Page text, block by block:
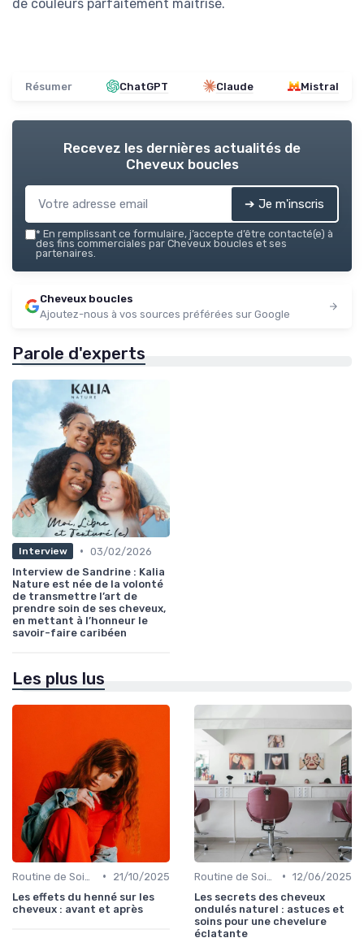
de couleurs parfaitement maîtrisé.
Résumer ChatGPT Claude Mistral
Recevez les dernières actualités de
Cheveux boucles
➔ Je m'inscris
* En remplissant ce formulaire, j’accepte d’être contacté(e) à
des fins commerciales par Cheveux boucles et ses
partenaires.
Cheveux boucles
Ajoutez-nous à vos sources préférées sur Google
Parole d'experts
Interview • 03/02/2026
Interview de Sandrine : Kalia
Nature est née de la volonté
de transmettre l’art de
prendre soin de ses cheveux,
en mettant à l’honneur le
savoir-faire caribéen
Les plus lus
•
21/10/2025
Les effets du henné sur les
cheveux : avant et après
• 12/06/2025
Les secrets des cheveux
ondulés naturel : astuces et
soins pour une chevelure
éclatante